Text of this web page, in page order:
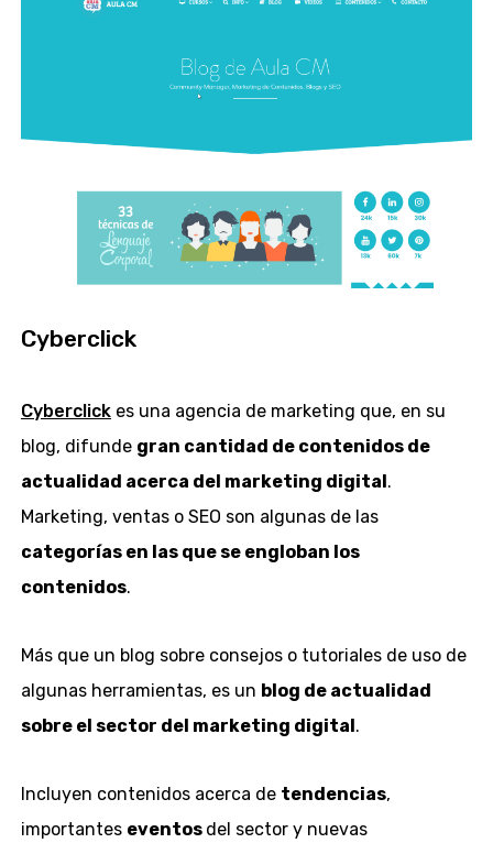
Cyberclick
Cyberclickes una agencia de marketing que, en su
blog, difunde gran cantidad de contenidos de
actualidad acerca del marketing digital.
Marketing, ventas o SEO son algunas de las
categorías en las que se engloban los
contenidos.
Más que un blog sobre consejos o tutoriales de uso de
algunas herramientas, es un blog de actualidad
sobre el sector del marketing digital.
Incluyen contenidos acerca de tendencias,
importantes eventos del sector y nuevas